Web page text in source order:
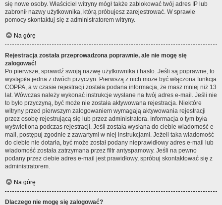
się nowe osoby. Właściciel witryny mógł także zablokować twój adres IP lub
zabronił nazwy użytkownika, którą próbujesz zarejestrować. W sprawie
pomocy skontaktuj się z administratorem witryny.
Na górę
Rejestracja została przeprowadzona poprawnie, ale nie mogę się
zalogować!
Po pierwsze, sprawdź swoją nazwę użytkownika i hasło. Jeśli są poprawne, to
wystąpiła jedna z dwóch przyczyn. Pierwszą z nich może być włączona funkcja
COPPA, a w czasie rejestracji została podana informacja, że masz mniej niż 13
lat. Wówczas należy wykonać instrukcje wysłane na twój adres e-mail. Jeśli nie
to było przyczyną, być może nie została aktywowana rejestracja. Niektóre
witryny przed pierwszym zalogowaniem wymagają aktywowania rejestracji
przez osobę rejestrującą się lub przez administratora. Informacja o tym była
wyświetlona podczas rejestracji. Jeśli została wysłana do ciebie wiadomość e-
mail, postępuj zgodnie z zawartymi w niej instrukcjami. Jeżeli taka wiadomość
do ciebie nie dotarła, być może został podany nieprawidłowy adres e-mail lub
wiadomość została zatrzymana przez filtr antyspamowy. Jeśli na pewno
podany przez ciebie adres e-mail jest prawidłowy, spróbuj skontaktować się z
administratorem.
Na górę
Dlaczego nie mogę się zalogować?